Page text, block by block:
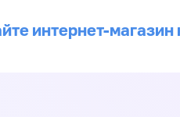
интернет-магазин